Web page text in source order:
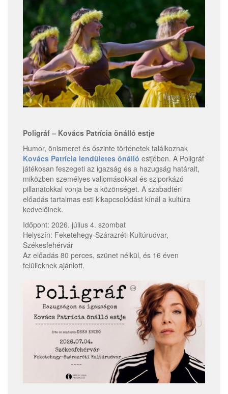
Poligráf – Kovács Patrícia önálló estje
Humor, önismeret és őszinte történetek találkoznak
Kovács Patrícia lendületes önálló estjében. A Poligráf
játékosan feszegeti az igazság és a hazugság határait,
miközben személyes vallomásokkal és sziporkázó
pillanatokkal vonja be a közönséget. A szabadtéri
előadás tartalmas esti kikapcsolódást kínál a kultúra
kedvelőinek.
Időpont: 2026. július 4. szombat
Helyszín: Feketehegy-Szárazréti Kultúrudvar,
Székesfehérvár
Az előadás 80 perces, szünet nélkül, és 16 éven
felülieknek ajánlott.